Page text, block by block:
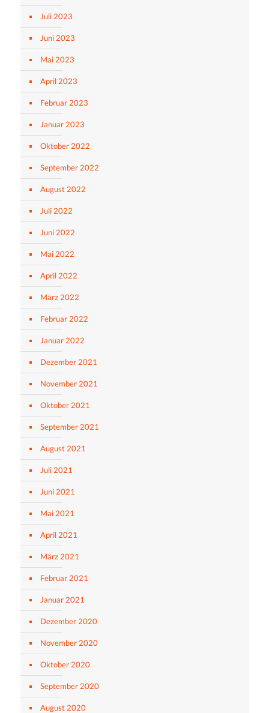
Juli 2023
Juni 2023
Mai 2023
April 2023
Februar 2023
Januar 2023
Oktober 2022
September 2022
August 2022
Juli 2022
Juni 2022
Mai 2022
April 2022
März 2022
Februar 2022
Januar 2022
Dezember 2021
November 2021
Oktober 2021
September 2021
August 2021
Juli 2021
Juni 2021
Mai 2021
April 2021
März 2021
Februar 2021
Januar 2021
Dezember 2020
November 2020
Oktober 2020
September 2020
August 2020